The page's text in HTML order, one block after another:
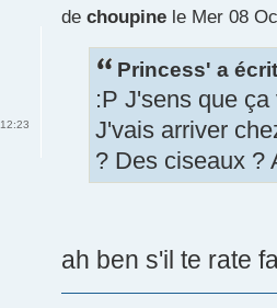
de choupinele Mer 08
Princess' a
:P J'sens que
J'vais arriver
? Des ciseaux ?
ah ben s'il te rate